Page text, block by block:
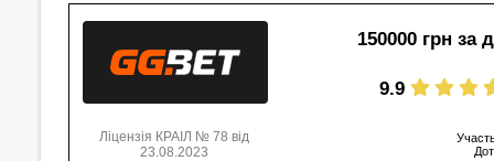
150000 грн за
9.9
Ліцензія КРАІЛ № 78 від
23.08.2023